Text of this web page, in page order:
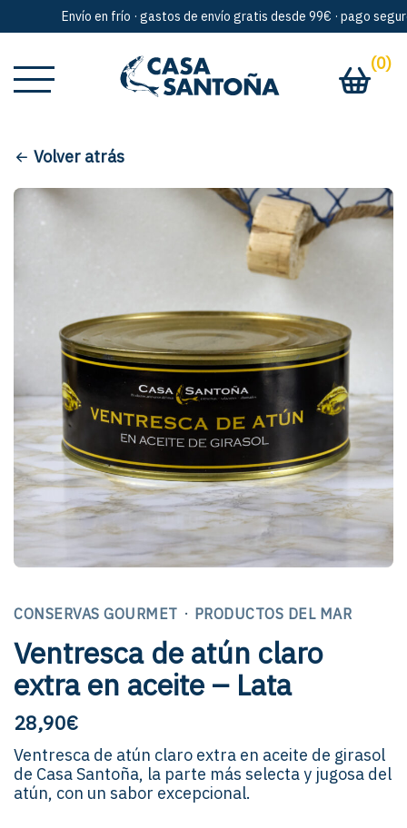
Envío en frío · gastos de envío gratis desde 99€ · pago seguro
(0)
Volver atrás
CONSERVAS GOURMET · PRODUCTOS DEL MAR
Ventresca de atún claro
extra en aceite – Lata
28,90€
Ventresca de atún claro extra en aceite de girasol
de Casa Santoña, la parte más selecta y jugosa del
atún, con un sabor excepcional.